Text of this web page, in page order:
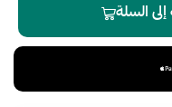
السلة